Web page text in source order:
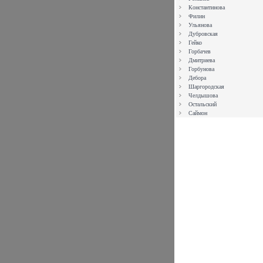
Константинова
Филин
Ульянова
Дубровская
Гейко
Горбачев
Дмитриева
Горбунова
Дебора
Шаргородская
Челдышова
Остальский
Саймон